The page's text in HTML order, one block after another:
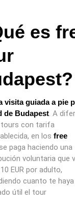
es
visita guiada a pie
de Budapest. A
con tarifa
en losfree
se paga haciendo una
voluntaria que
EUR por adulto,
cuanto te haya
útil el tour